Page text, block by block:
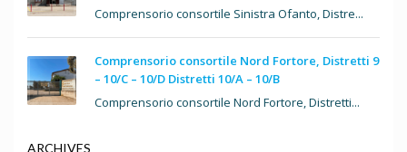
Comprensorio consortile Sinistra Ofanto, Distre...
Comprensorio consortile Nord Fortore, Distretti 9
– 10/C – 10/D Distretti 10/A – 10/B
Comprensorio consortile Nord Fortore, Distretti...
ARCHIVES